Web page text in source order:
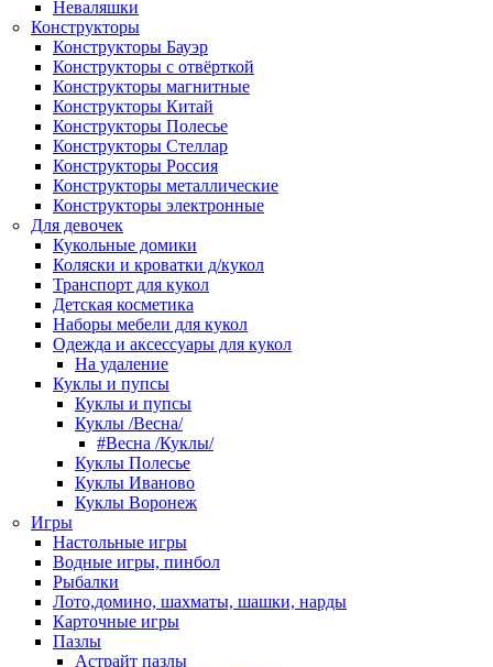
Неваляшки
Конструкторы
Конструкторы Бауэр
Конструкторы с отвёрткой
Конструкторы магнитные
Конструкторы Китай
Конструкторы Полесье
Конструкторы Стеллар
Конструкторы Россия
Конструкторы металлические
Конструкторы электронные
Для девочек
Кукольные домики
Коляски и кроватки д/кукол
Транспорт для кукол
Детская косметика
Наборы мебели для кукол
Одежда и аксессуары для кукол
На удаление
Куклы и пупсы
Куклы и пупсы
Куклы /Весна/
#Весна /Куклы/
Куклы Полесье
Куклы Иваново
Куклы Воронеж
Игры
Настольные игры
Водные игры, пинбол
Рыбалки
Лото,домино, шахматы, шашки, нарды
Карточные игры
Пазлы
Астрайт пазлы